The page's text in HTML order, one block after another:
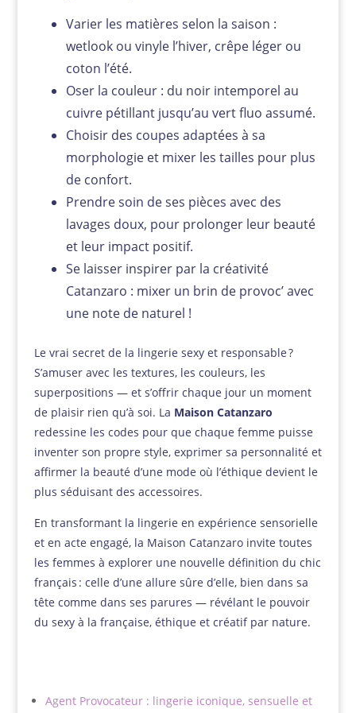
Varier les matières selon la saison :
wetlook ou vinyle l’hiver, crêpe léger ou
coton l’été.
Oser la couleur : du noir intemporel au
cuivre pétillant jusqu’au vert fluo assumé.
Choisir des coupes adaptées à sa
morphologie et mixer les tailles pour plus
de confort.
Prendre soin de ses pièces avec des
lavages doux, pour prolonger leur beauté
et leur impact positif.
Se laisser inspirer par la créativité
Catanzaro : mixer un brin de provoc’ avec
une note de naturel !
Le vrai secret de la lingerie sexy et responsable ?
S’amuser avec les textures, les couleurs, les
superpositions — et s’offrir chaque jour un moment
de plaisir rien qu’à soi. La Maison Catanzaro
redessine les codes pour que chaque femme puisse
inventer son propre style, exprimer sa personnalité et
affirmer la beauté d’une mode où l’éthique devient le
plus séduisant des accessoires.
En transformant la lingerie en expérience sensorielle
et en acte engagé, la Maison Catanzaro invite toutes
les femmes à explorer une nouvelle définition du chic
français : celle d’une allure sûre d’elle, bien dans sa
tête comme dans ses parures — révélant le pouvoir
du sexy à la française, éthique et créatif par nature.
Agent Provocateur : lingerie iconique, sensuelle et